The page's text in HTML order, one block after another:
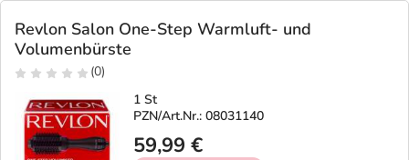
Revlon Salon One-Step Warmluft- und
Volumenbürste
(0)
1 St
PZN/Art.Nr.: 08031140
59,99 €